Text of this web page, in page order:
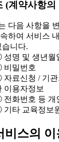
(계약사항의
다음 사항을
하여 서비스
습니다.
명 및 생년월
밀번호
료신청 / 기관
이용자정보
화번호 등 개
타 교육정보
비스의 이